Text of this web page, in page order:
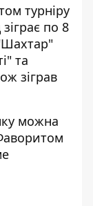
турніру
по 8
та
зіграв
можна